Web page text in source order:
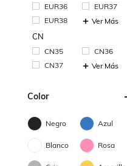
EUR36
EUR37
EUR38
Ver Más
CN
CN35
CN36
CN37
Ver Más
Color
Negro Azul
Blanco Rosa